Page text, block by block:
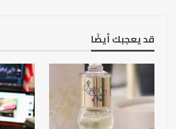
قد يعجبك أيضًا